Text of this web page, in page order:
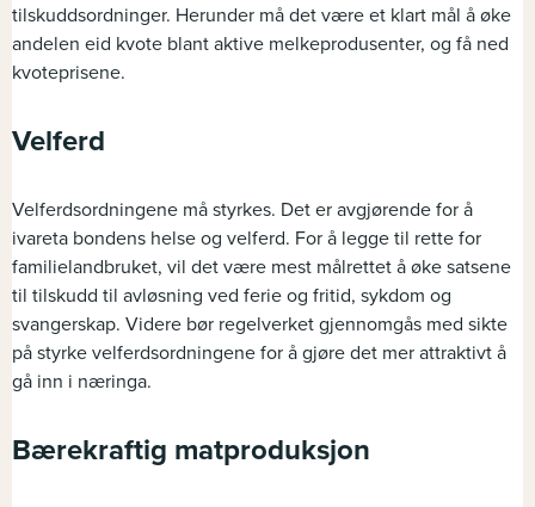
tilskuddsordninger. Herunder må det være et klart mål å øke
andelen eid kvote blant aktive melkeprodusenter, og få ned
kvoteprisene.
Velferd
Velferdsordningene må styrkes. Det er avgjørende for å
ivareta bondens helse og velferd. For å legge til rette for
familielandbruket, vil det være mest målrettet å øke satsene
til tilskudd til avløsning ved ferie og fritid, sykdom og
svangerskap. Videre bør regelverket gjennomgås med sikte
på styrke velferdsordningene for å gjøre det mer attraktivt å
gå inn i næringa.
Bærekraftig matproduksjon